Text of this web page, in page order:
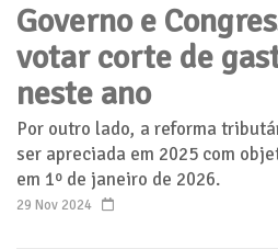
Governo e
votar corte de
neste ano
Por outro lado, a reforma
ser apreciada em 2025 com
em 1º de janeiro de 2026.
29 Nov 2024